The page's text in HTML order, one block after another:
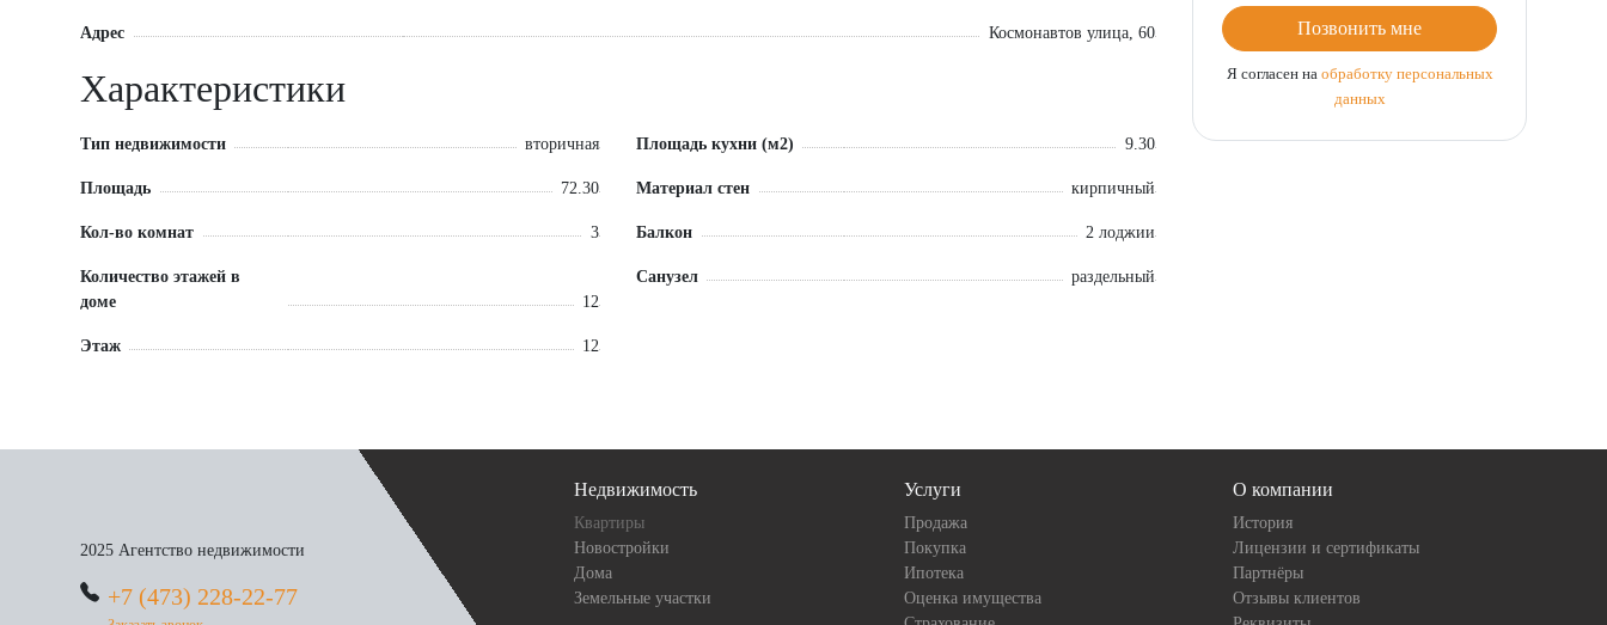
Адрес Космонавтов улица, 60
Характеристики
Тип недвижимости вторичная
Площадь 72.30
Кол-во комнат 3
Количество этажей в
доме
12
Этаж 12
Площадь кухни (м2) 9.30
Материал стен кирпичный
Балкон 2 лоджии
Санузел раздельный
Позвонить мне
Я согласен на обработку персональных
данных
2025 Агентство недвижимости
+7 (473) 228-22-77
Недвижимость
Квартиры
Новостройки
Дома
Земельные участки
Услуги
Продажа
Покупка
Ипотека
Оценка имущества
О компании
История
Лицензии и сертификаты
Партнёры
Отзывы клиентов